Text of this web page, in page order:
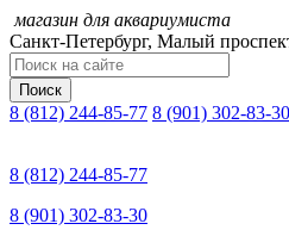
магазин для аквариумиста
Санкт-Петербург, Малый
Поиск
8 (812) 244-85-77 8 (901) 302-83-30
8 (812) 244-85-77
8 (901) 302-83-30